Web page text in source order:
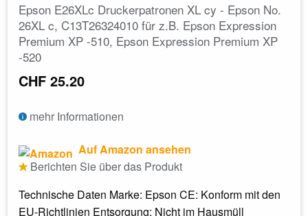
Epson E26XLc Druckerpatronen XL cy - Epson No.
26XL c, C13T26324010 für z.B. Epson Expression
Premium XP -510, Epson Expression Premium XP
-520
CHF 25.20
mehr Informationen
Auf Amazon ansehen
Berichten Sie über das Produkt
Technische Daten Marke: Epson CE: Konform mit den
EU-Richtlinien Entsorgung: Nicht im Hausmüll